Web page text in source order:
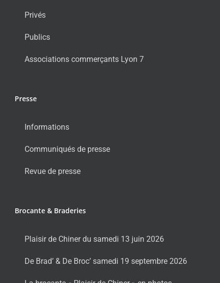
Privés
Publics
Associations commerçants Lyon 7
Presse
Informations
Communiqués de presse
Revue de presse
Brocante & Braderies
Plaisir de Chiner du samedi 13 juin 2026
De Brad’ & De Broc’ samedi 19 septembre 2026